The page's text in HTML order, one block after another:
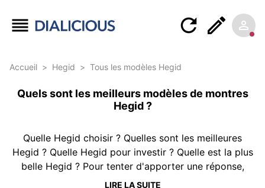
Accueil > Hegid > Tous les modèles Hegid
Quels sont les meilleurs modèles de montres
Hegid ?
Quelle Hegid choisir ? Quelles sont les meilleures
Hegid ? Quelle Hegid pour investir ? Quelle est la plus
belle Hegid ? Pour tenter d'apporter une réponse,
Dialicious vous propose ce classement des montres
LIRE LA SUITE